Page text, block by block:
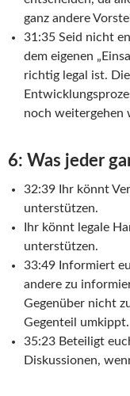
ganz andere
31:35 Seid nicht
dem eigenen
richtig legal ist.
noch weitergehen
6: Was jeder
32:39 Ihr könnt
unterstützen.
Ihr könnt legale
unterstützen.
33:49 Informiert
andere zu
Gegenüber nicht
Gegenteil umkippt.
35:23 Beteiligt
Diskussionen,